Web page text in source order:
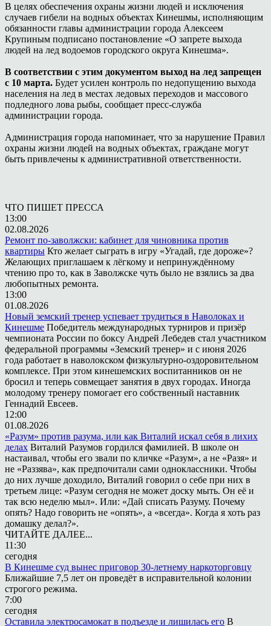
В целях обеспечения охраны жизни людей и исключения
случаев гибели на водных объектах Кинешмы, исполняющим
обязанности главы администрации города Алексеем
Крупиным подписано постановление «О запрете выхода
людей на лед водоемов городского округа Кинешма».
В соответствии с этим документом выход на лед запрещен
с 10 марта. Будет усилен контроль по недопущению выхода
населения на лед в местах ледовых переходов и массового
подледного лова рыбы, сообщает пресс-служба
администрации города.
Администрация города напоминает, что за нарушение Правил
охраны жизни людей на водных объектах, граждане могут
быть привлечены к административной ответственности.
ЧТО ПИШЕТ ПРЕССА
13:00
02.08.2026
Ремонт по-заволжски: кабинет для чиновника против
квартиры Кто желает сыграть в игру «Угадай, где дороже»?
Желающих приглашаем к лёгкому и непринуждённому
чтению про то, как в Заволжске чуть было не взялись за два
любопытных ремонта.
13:00
01.08.2026
Новый земский тренер успевает трудиться в Наволоках и
Кинешме Победитель международных турниров и призёр
чемпионата России по боксу Андрей Лебедев стал участником
федеральной программы «Земский тренер» и с июня 2026
года работает в наволокском физкультурно-оздоровительном
комплексе. При этом кинешемских воспитанников он не
бросил и теперь совмещает занятия в двух городах. Иногда
молодому тренеру помогает его собственный наставник
Геннадий Евсеев.
12:00
01.08.2026
«Разум» против разума, или как Виталий искал себя в лихих
делах Виталий Разумов гордился фамилией. В школе он
настаивал, чтобы его звали по кличке «Разум», а не «Разя» и
не «Раззява», как предпочитали сами одноклассники. Чтобы
до них лучше доходило, Виталий говорил о себе при них в
третьем лице: «Разум сегодня не может доску мыть. Он её и
так всю неделю мыл». Или: «Дай списать Разуму. Почему
опять? Надо говорить не «опять», а «всегда». Когда я хоть раз
домашку делал?».
ЧИТАЙТЕ ДАЛЕЕ...
11:30
сегодня
В Кинешме суд вынес приговор 30-летнему наркоторговцу
Ближайшие 7,5 лет он проведёт в исправительной колонии
строгого режима.
7:00
сегодня
Оставила электросамокат в подъезде и лишилась его В